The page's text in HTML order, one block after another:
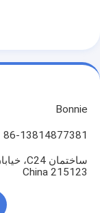
Bonnie
86-13814877381
China 215123